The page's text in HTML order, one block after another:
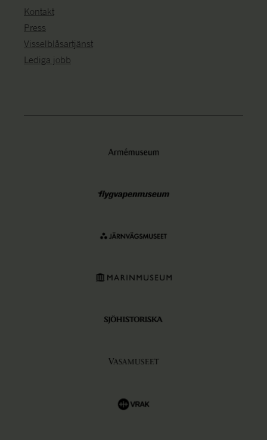
Kontakt
Press
Visselblåsartjänst
Lediga jobb